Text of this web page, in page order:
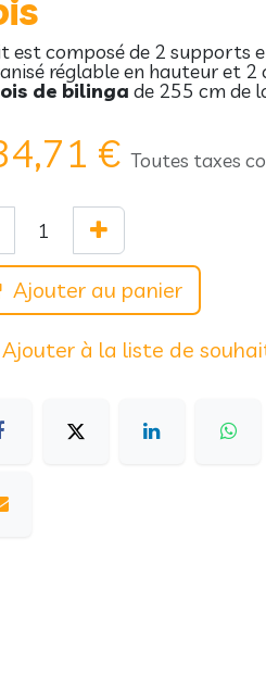
est composé de 2 supports
réglable en hauteur et 2
de bilinga de 255 cm de
€ Toutes taxes
Ajouter au panier
Ajouter à la liste de